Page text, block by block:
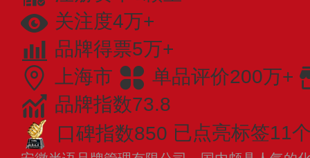
关注度4万+
品牌得票5万+
上海市
单品评价200万+
品牌指数73.8
口碑指数850 已点亮标签11